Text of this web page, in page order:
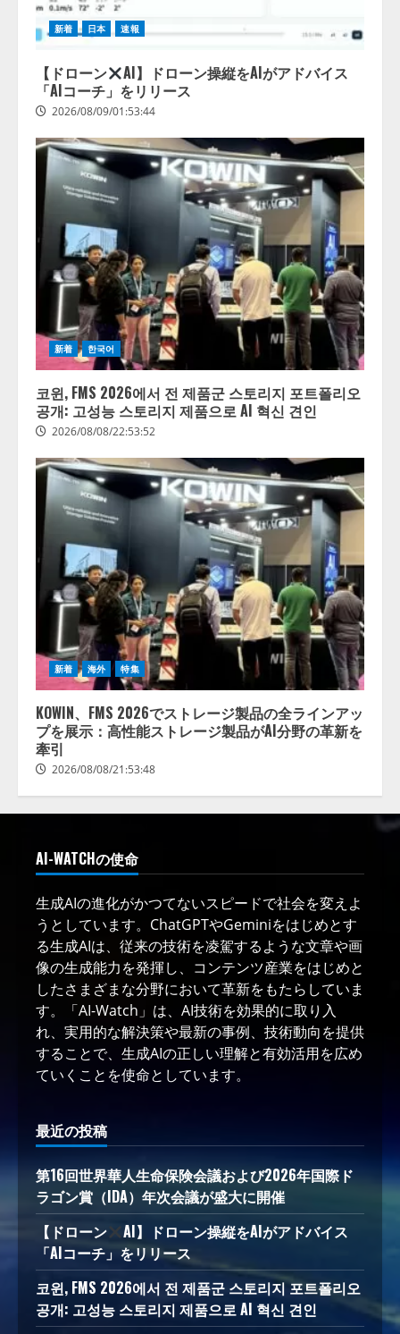
新着 日本 速報
【ドローン
AI】ドローン操縦をAIがアドバイス
「AIコーチ」をリリース
2026/08/09/01:53:44
新着 한국어
코윈, FMS 2026에서 전 제품군 스토리지 포트폴리오
공개: 고성능 스토리지 제품으로 AI 혁신 견인
2026/08/08/22:53:52
新着 海外 特集
KOWIN、FMS 2026でストレージ製品の全ラインアッ
プを展示：高性能ストレージ製品がAI分野の革新を
牽引
2026/08/08/21:53:48
AI-WATCHの使命
生成AIの進化がかつてないスピードで社会を変えよ
うとしています。ChatGPTやGeminiをはじめとす
る生成AIは、従来の技術を凌駕するような文章や画
像の生成能力を発揮し、コンテンツ産業をはじめと
したさまざまな分野において革新をもたらしていま
す。「AI-Watch」は、AI技術を効果的に取り入
れ、実用的な解決策や最新の事例、技術動向を提供
することで、生成AIの正しい理解と有効活用を広め
ていくことを使命としています。
最近の投稿
第16回世界華人生命保険会議および2026年国際ド
ラゴン賞（IDA）年次会議が盛大に開催
【ドローン
AI】ドローン操縦をAIがアドバイス
「AIコーチ」をリリース
코윈, FMS 2026에서 전 제품군 스토리지 포트폴리오
공개: 고성능 스토리지 제품으로 AI 혁신 견인